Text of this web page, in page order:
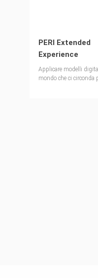
PERI Extended
Experience
Applicare modelli
mondo che ci circonda